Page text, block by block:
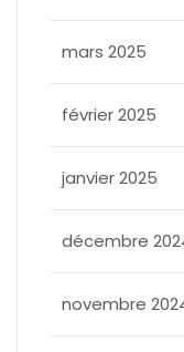
mars 2025
février 2025
janvier 2025
décembre
novembre